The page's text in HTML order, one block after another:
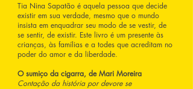
Tia Nina Sapatão é aquela pessoa que decide
existir em sua verdade, mesmo que o mundo
insista em enquadrar seu modo de se vestir, de
se sentir, de existir. Este livro é um presente às
crianças, às famílias e a todes que acreditam no
poder do amor e da liberdade.
O sumiço da cigarra, de Mari Moreira
Contação da história por devore se